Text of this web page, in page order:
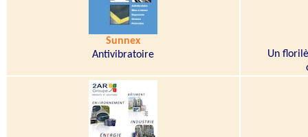
Sunnex
Antivibratoire
Un